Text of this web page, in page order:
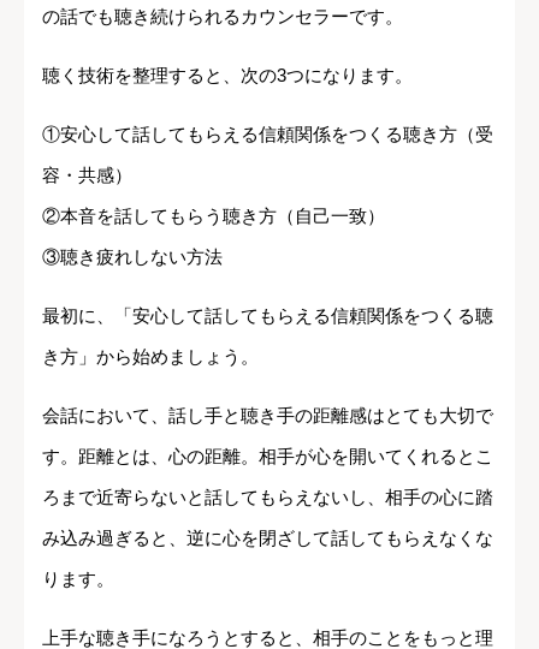
の話でも聴き続けられるカウンセラーです。
聴く技術を整理すると、次の3つになります。
①安心して話してもらえる信頼関係をつくる聴き方（受
容・共感）
②本音を話してもらう聴き方（自己一致）
③聴き疲れしない方法
最初に、「安心して話してもらえる信頼関係をつくる聴
き方」から始めましょう。
会話において、話し手と聴き手の距離感はとても大切で
す。距離とは、心の距離。相手が心を開いてくれるとこ
ろまで近寄らないと話してもらえないし、相手の心に踏
み込み過ぎると、逆に心を閉ざして話してもらえなくな
ります。
上手な聴き手になろうとすると、相手のことをもっと理